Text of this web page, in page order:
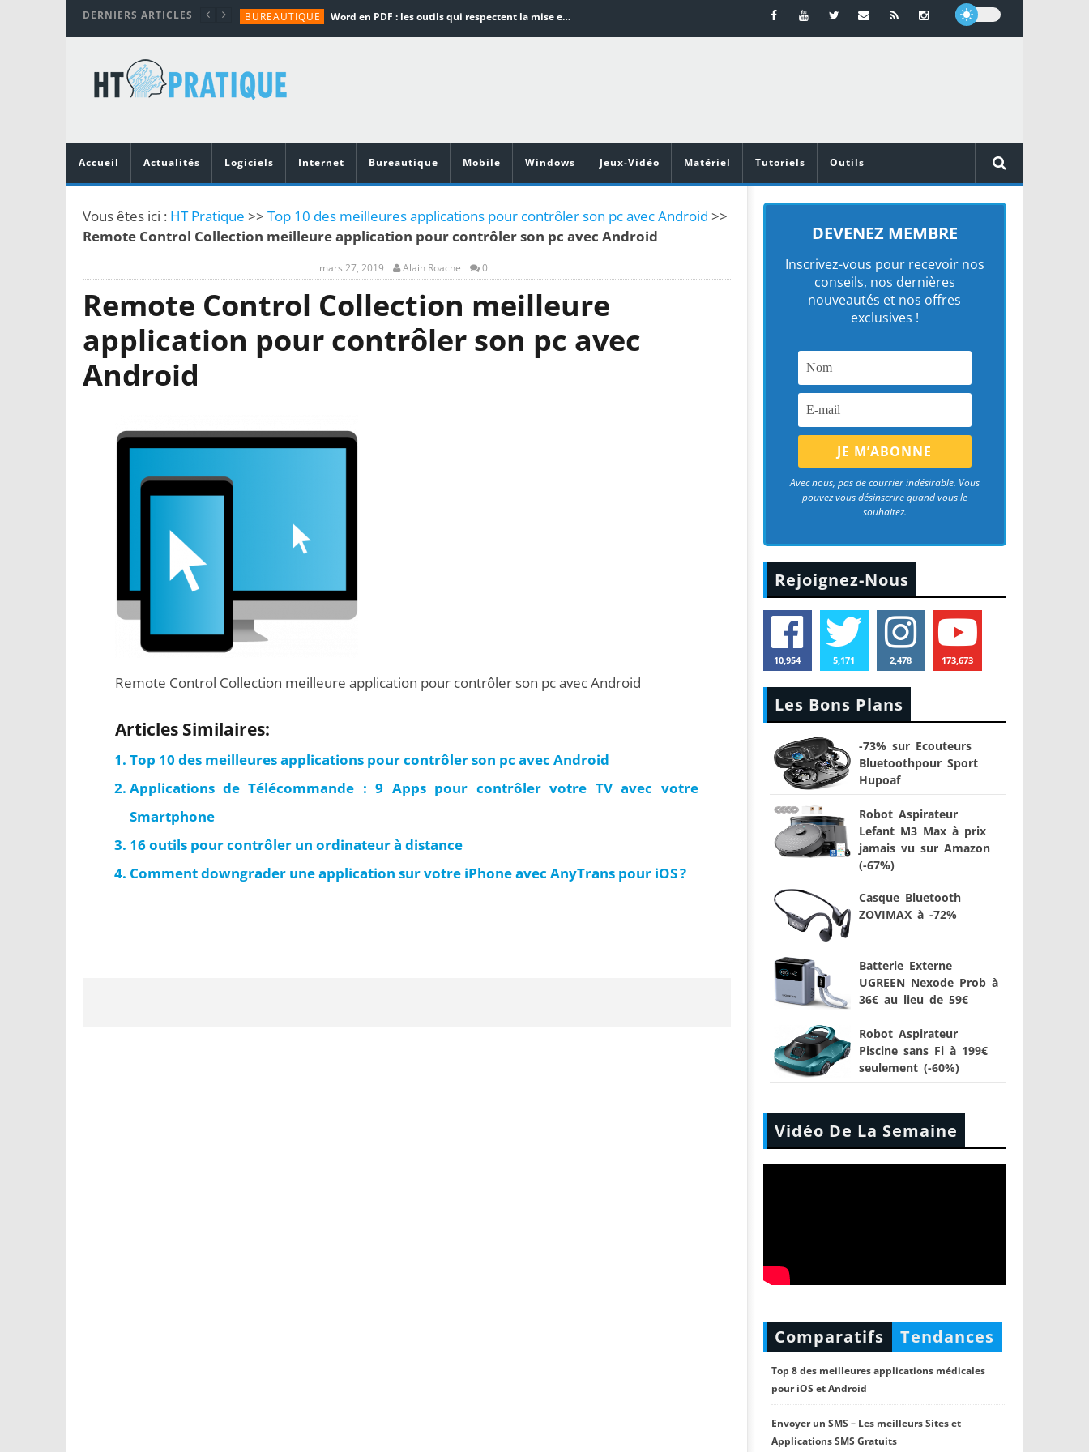
DERNIERS ARTICLES BUREAUTIQUE Word en PDF : les outils qui respectent la mise en page
TUTORIALS
MATÉRIEL
Vidéoprojecteurs Asus : Top 6 des meilleurs modèles de la marque
Accueil
Actualités Logiciels Internet Bureautique Mobile Windows Jeux-Vidéo Matériel Tutoriels Outils
Vous êtes ici : HT Pratique >> Top 10 des meilleures applications pour contrôler son pc avec Android >>
Remote Control Collection meilleure application pour contrôler son pc avec Android
mars 27, 2019 Alain Roache 0
Remote Control Collection meilleure
application pour contrôler son pc avec
Android
Remote Control Collection meilleure application pour contrôler son pc avec Android
Articles Similaires:
Top 10 des meilleures applications pour contrôler son pc avec Android
Applications de Télécommande : 9 Apps pour contrôler votre TV avec votre
Smartphone
16 outils pour contrôler un ordinateur à distance
Comment downgrader une application sur votre iPhone avec AnyTrans pour iOS ?
DEVENEZ MEMBRE
Inscrivez-vous pour recevoir nos
conseils, nos dernières
nouveautés et nos offres
exclusives !
Avec nous, pas de courrier indésirable. Vous
pouvez vous désinscrire quand vous le
souhaitez.
Rejoignez-Nous
10,954 5,171 2,478 173,673
Les Bons Plans
-73% sur Ecouteurs
Bluetoothpour Sport
Hupoaf
Robot Aspirateur
Lefant M3 Max à prix
jamais vu sur Amazon
(-67%)
Casque Bluetooth
ZOVIMAX à -72%
Batterie Externe
UGREEN Nexode Prob à
36€ au lieu de 59€
Robot Aspirateur
Piscine sans Fi à 199€
seulement (-60%)
Vidéo De La Semaine
Comparatifs Tendances
Top 8 des meilleures applications médicales
pour iOS et Android
Envoyer un SMS – Les meilleurs Sites et
Applications SMS Gratuits